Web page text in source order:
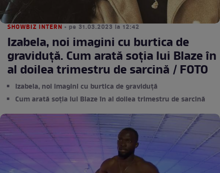
SHOWBIZ INTERN • pe 31.03.2023 la 12:42
Izabela, noi imagini cu burtica de
graviduță. Cum arată soția lui Blaze în
al doilea trimestru de sarcină / FOTO
Izabela, noi imagini cu burtica de graviduță
Cum arată soția lui Blaze în al doilea trimestru de sarcină